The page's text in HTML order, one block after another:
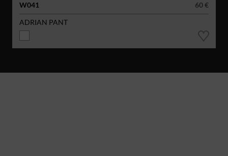
W041
60 €
ADRIAN PANT